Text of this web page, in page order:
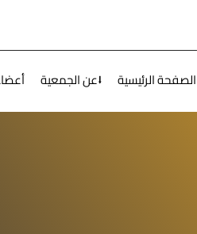
عن الجمعية⭣ الصفحة الرئيسية